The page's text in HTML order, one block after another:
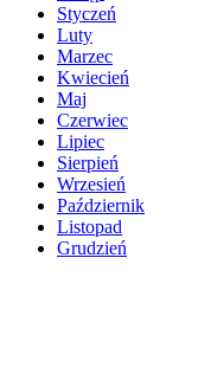
Styczeń
Luty
Marzec
Kwiecień
Maj
Czerwiec
Lipiec
Sierpień
Wrzesień
Październik
Listopad
Grudzień